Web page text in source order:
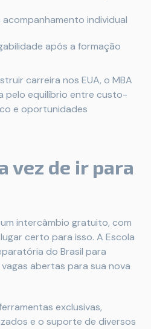
acompanhamento individual
após a formação
carreira nos EUA, o MBA
pelo equilíbrio entre custo-
e oportunidades
vez de ir para
intercâmbio gratuito, com
certo para isso. A Escola
do Brasil para
abertas para sua nova
exclusivas,
e o suporte de diversos